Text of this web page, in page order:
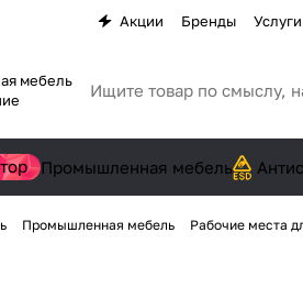
Акции Бренды Услуги
мебель
Промышленная мебель
Промышленная мебель Рабочие места